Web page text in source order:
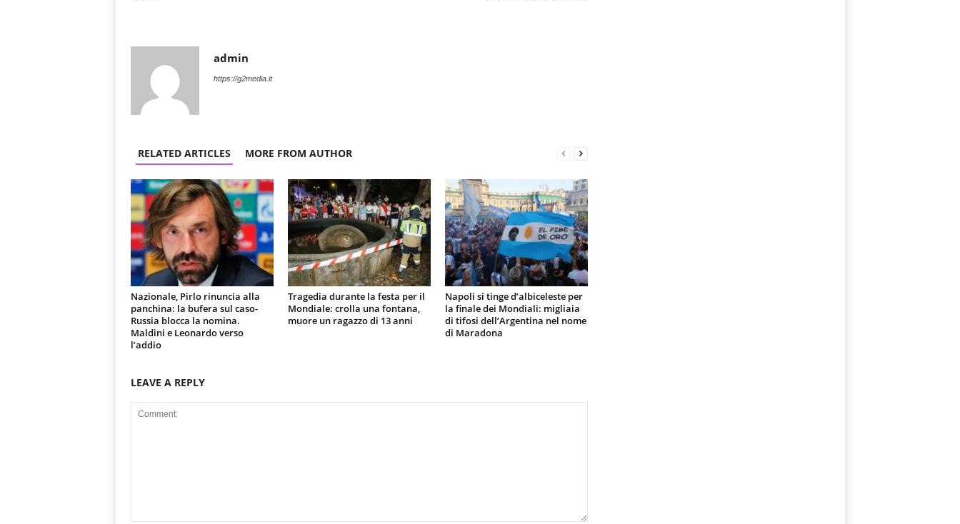
admin
https://g2media.it
RELATED ARTICLES MORE FROM AUTHOR
Nazionale, Pirlo rinuncia alla
panchina: la bufera sul caso-
Russia blocca la nomina.
Maldini e Leonardo verso
l’addio
Tragedia durante la festa per il
Mondiale: crolla una fontana,
muore un ragazzo di 13 anni
Napoli si tinge d’albiceleste per
la finale dei Mondiali: migliaia
di tifosi dell’Argentina nel nome
di Maradona
LEAVE A REPLY